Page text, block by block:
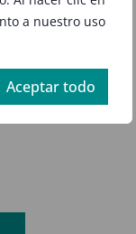
a nuestro uso
Aceptar todo